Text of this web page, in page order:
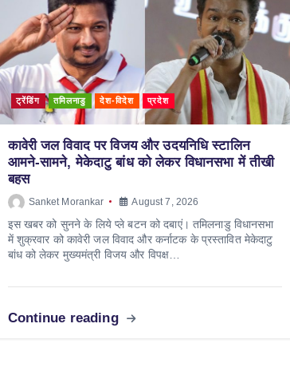
ट्रेंडिंग तमिलनाडु देश-विदेश प्रदेश
कावेरी जल विवाद पर विजय और उदयनिधि स्टालिन
आमने-सामने, मेकेदाटु बांध को लेकर विधानसभा में तीखी
बहस
Sanket Morankar August 7, 2026
इस खबर को सुनने के लिये प्ले बटन को दबाएं। तमिलनाडु विधानसभा
में शुक्रवार को कावेरी जल विवाद और कर्नाटक के प्रस्तावित मेकेदाटु
बांध को लेकर मुख्यमंत्री विजय और विपक्ष…
Continue reading